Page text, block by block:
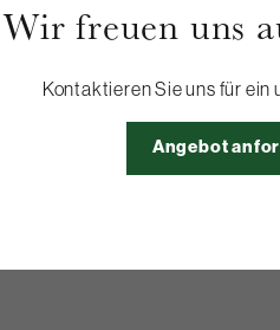
Wir freuen uns
Kontaktieren Sie uns für
Angebot